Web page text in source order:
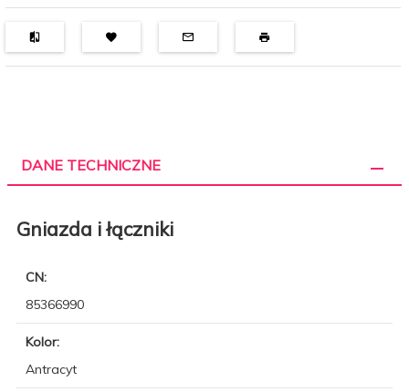
DANE TECHNICZNE
Gniazda i łączniki
CN:
85366990
Kolor:
Antracyt